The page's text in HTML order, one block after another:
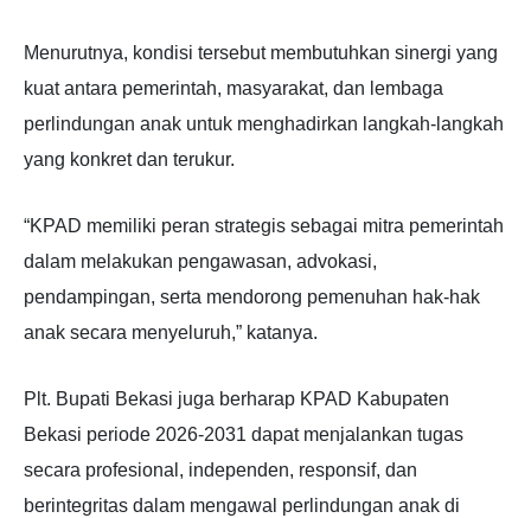
Menurutnya, kondisi tersebut membutuhkan sinergi yang
kuat antara pemerintah, masyarakat, dan lembaga
perlindungan anak untuk menghadirkan langkah-langkah
yang konkret dan terukur.
“KPAD memiliki peran strategis sebagai mitra pemerintah
dalam melakukan pengawasan, advokasi,
pendampingan, serta mendorong pemenuhan hak-hak
anak secara menyeluruh,” katanya.
Plt. Bupati Bekasi juga berharap KPAD Kabupaten
Bekasi periode 2026-2031 dapat menjalankan tugas
secara profesional, independen, responsif, dan
berintegritas dalam mengawal perlindungan anak di